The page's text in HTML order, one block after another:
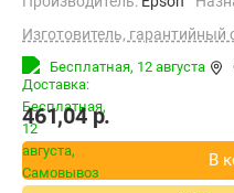
Изготовитель, гарантийный
Бесплатная, 12 августа
461,04р.
В